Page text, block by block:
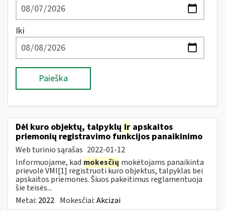
Iki
Paieška
Dėl kuro objektų, talpyklų ir apskaitos
priemonių registravimo funkcijos panaikinimo
Web turinio sąrašas 2022-01-12
Informuojame, kad mokesčių mokėtojams panaikinta
prievolė VMI[1] registruoti kuro objektus, talpyklas bei
apskaitos priemones. Šiuos pakeitimus reglamentuoja
šie teisės...
Metai: 2022 Mokesčiai:Akcizai